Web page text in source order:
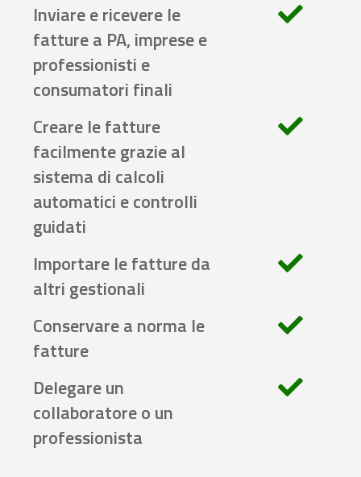
Inviare e ricevere le
fatture a PA, imprese e
professionisti e
consumatori finali
Creare le fatture
facilmente grazie al
sistema di calcoli
automatici e controlli
guidati
Importare le fatture da
altri gestionali
Conservare a norma le
fatture
Delegare un
collaboratore o un
professionista